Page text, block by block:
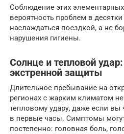
Соблюдение этих
вероятность проблем в
наслаждаться поездкой, а не
нарушения гигиены.
Солнце и тепловой
экстренной защиты
Длительное пребывание на
регионах с жарким климатом
тепловому удару, даже если вы
в первые часы. Симптомы
постепенно: головная боль,